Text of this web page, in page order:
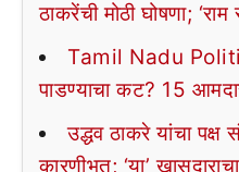
ठाकरेंची मोठी घोषणा;
Tamil Nadu
पाडण्याचा कट? 15
उद्धव ठाकरे यांचा
कारणीभूत; ‘या’ खासदाराचा